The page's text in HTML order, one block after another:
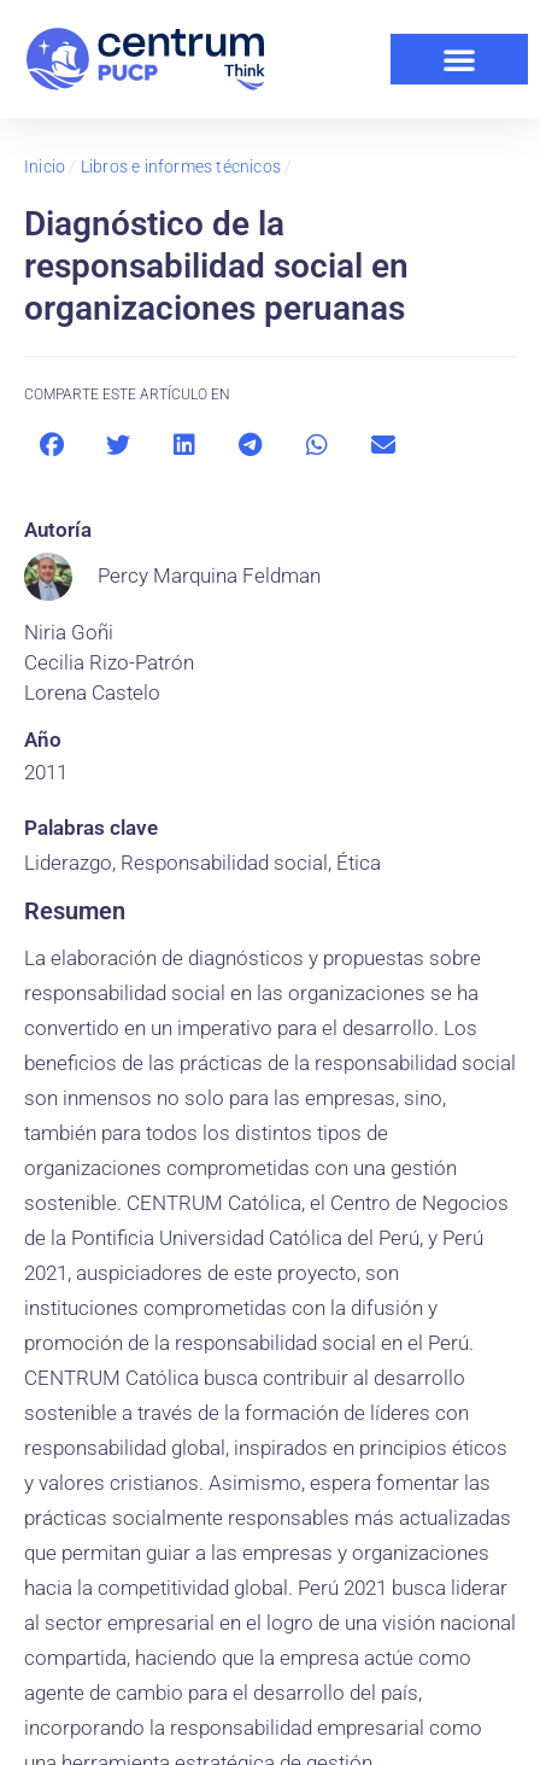
Inicio / Libros e informes técnicos /
Diagnóstico de la
responsabilidad social en
organizaciones peruanas
COMPARTE ESTE ARTÍCULO EN
Autoría
Percy Marquina Feldman
Niria Goñi
Cecilia Rizo-Patrón
Lorena Castelo
Año
2011
Palabras clave
Liderazgo, Responsabilidad social, Ética
Resumen
La elaboración de diagnósticos y propuestas sobre
responsabilidad social en las organizaciones se ha
convertido en un imperativo para el desarrollo. Los
beneficios de las prácticas de la responsabilidad social
son inmensos no solo para las empresas, sino,
también para todos los distintos tipos de
organizaciones comprometidas con una gestión
sostenible. CENTRUM Católica, el Centro de Negocios
de la Pontificia Universidad Católica del Perú, y Perú
2021, auspiciadores de este proyecto, son
instituciones comprometidas con la difusión y
promoción de la responsabilidad social en el Perú.
CENTRUM Católica busca contribuir al desarrollo
sostenible a través de la formación de líderes con
responsabilidad global, inspirados en principios éticos
y valores cristianos. Asimismo, espera fomentar las
prácticas socialmente responsables más actualizadas
que permitan guiar a las empresas y organizaciones
hacia la competitividad global. Perú 2021 busca liderar
al sector empresarial en el logro de una visión nacional
compartida, haciendo que la empresa actúe como
agente de cambio para el desarrollo del país,
incorporando la responsabilidad empresarial como